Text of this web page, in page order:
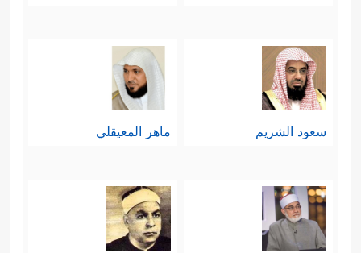
سعود الشريم ماهر المعيقلي